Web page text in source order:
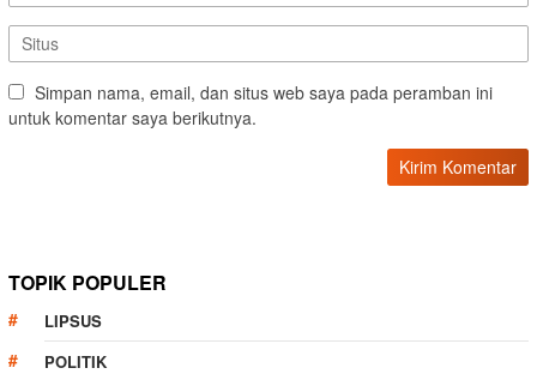
Simpan nama, email, dan situs web saya pada peramban ini
untuk komentar saya berikutnya.
TOPIK POPULER
LIPSUS
POLITIK